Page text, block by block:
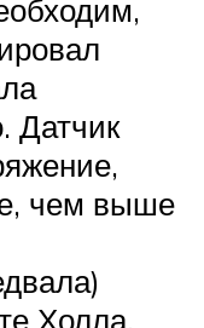
Датчик
чем выше
Холла.